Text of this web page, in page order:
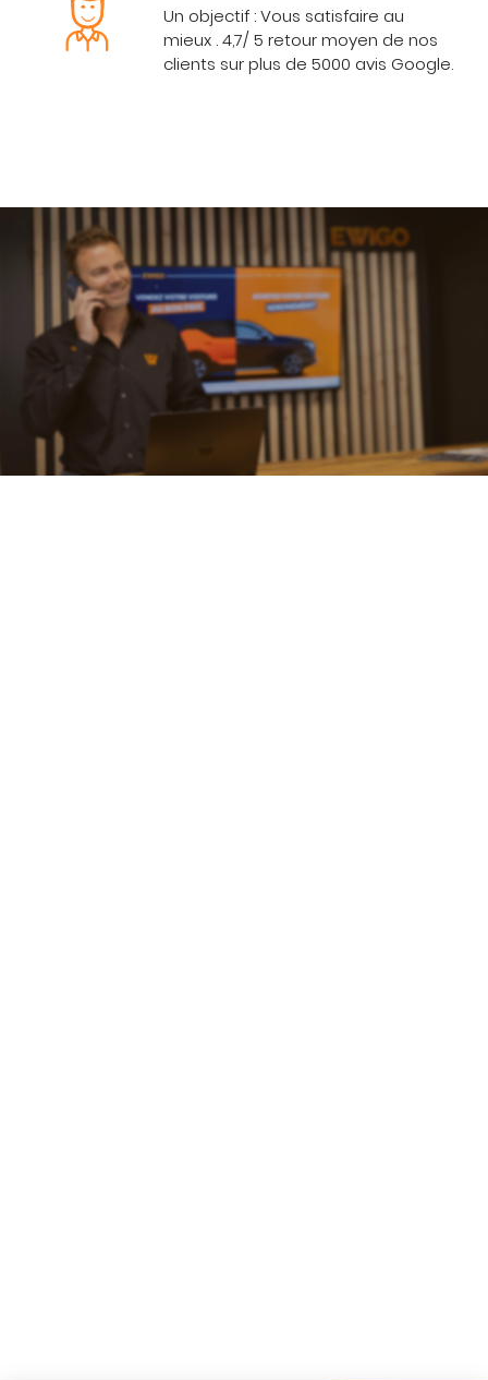
Un objectif : Vous satisfaire au
mieux . 4,7/ 5 retour moyen de nos
clients sur plus de 5000 avis Google.